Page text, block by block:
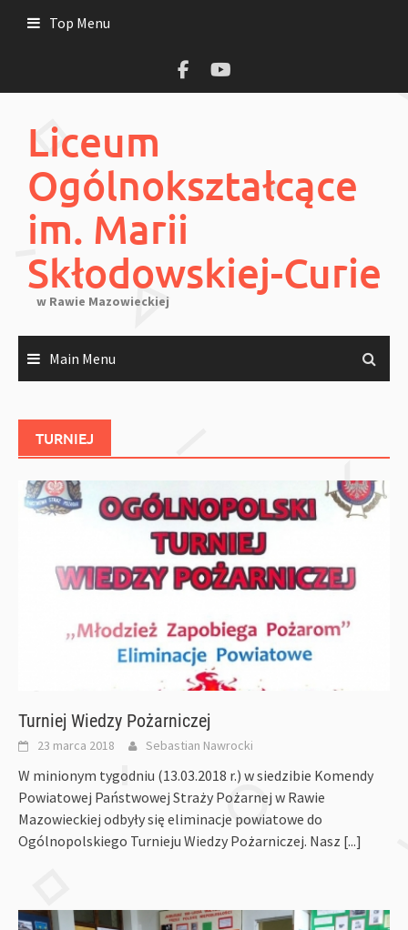
Top Menu
Liceum
Ogólnokształcące
im. Marii
Skłodowskiej-Curie
w Rawie Mazowieckiej
Main Menu
TURNIEJ
Turniej Wiedzy Pożarniczej
23 marca 2018 Sebastian Nawrocki
W minionym tygodniu (13.03.2018 r.) w siedzibie Komendy
Powiatowej Państwowej Straży Pożarnej w Rawie
Mazowieckiej odbyły się eliminacje powiatowe do
Ogólnopolskiego Turnieju Wiedzy Pożarniczej. Nasz [...]